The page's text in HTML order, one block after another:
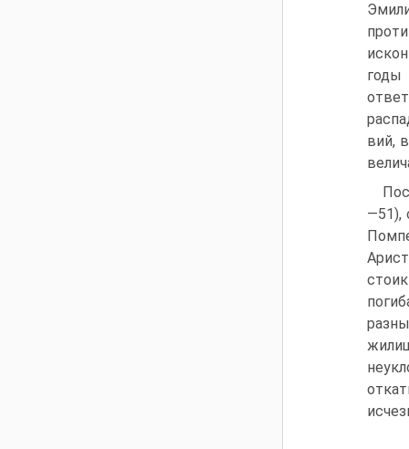
годы
вий,
—51),